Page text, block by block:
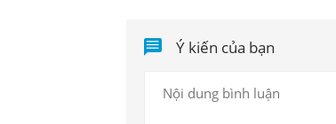
Ý kiến của bạn